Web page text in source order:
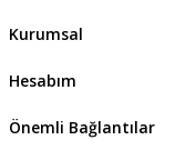
Kurumsal
Hesabım
Önemli Bağlantılar